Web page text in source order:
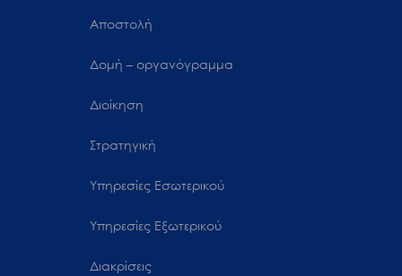
Αποστολή
Δομή – οργανόγραμμα
Διοίκηση
Στρατηγική
Υπηρεσίες Εσωτερικού
Υπηρεσίες Εξωτερικού
Διακρίσεις